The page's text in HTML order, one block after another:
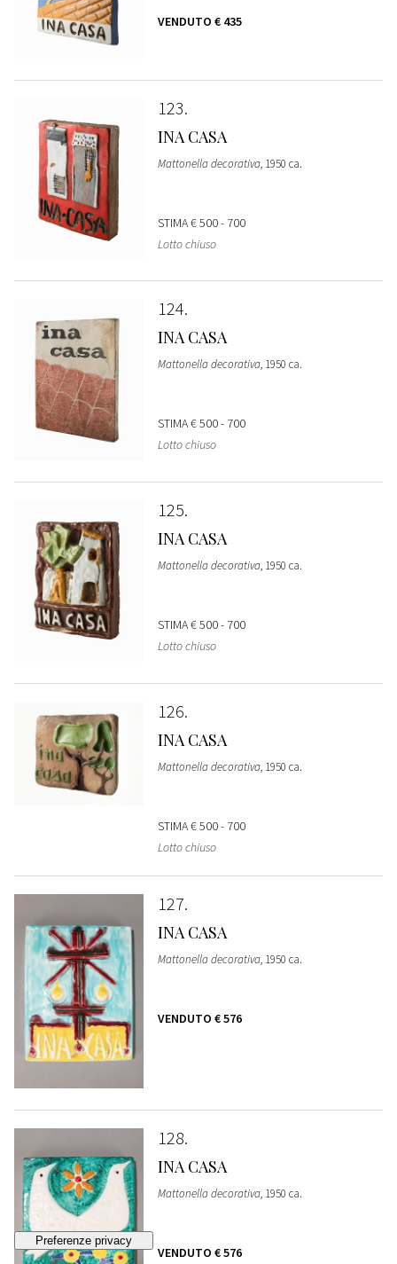
VENDUTO € 435
123
INA CASA
Mattonella decorativa, 1950 ca.
STIMA€ 500 - 700
Lotto chiuso
124
INA CASA
Mattonella decorativa, 1950 ca.
STIMA€ 500 - 700
Lotto chiuso
125
INA CASA
Mattonella decorativa, 1950 ca.
STIMA€ 500 - 700
Lotto chiuso
126
INA CASA
Mattonella decorativa, 1950 ca.
STIMA€ 500 - 700
Lotto chiuso
127
INA CASA
Mattonella decorativa, 1950 ca.
VENDUTO € 576
128
INA CASA
Mattonella decorativa, 1950 ca.
VENDUTO € 576